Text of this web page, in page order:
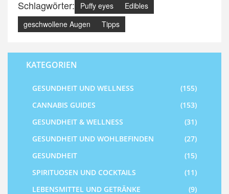
Schlagwörter: Puffy eyes
Edibles
geschwollene Augen
Tipps
KATEGORIEN
GESUNDHEIT UND WELLNESS
(155)
CANNABIS GUIDES
(153)
GESUNDHEIT & WELLNESS
(31)
GESUNDHEIT UND WOHLBEFINDEN
(27)
GESUNDHEIT
(15)
SPIRITUOSEN UND COCKTAILS
(11)
LEBENSMITTEL UND GETRÄNKE
(9)